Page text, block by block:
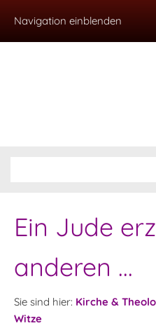
Navigation einblenden
Ein Jude
anderen ...
Sie sind hier: Kirche &
Witze